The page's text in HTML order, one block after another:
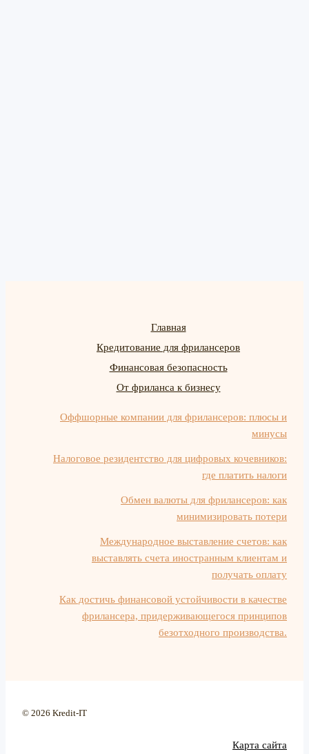
Главная
Кредитование для фрилансеров
Финансовая безопасность
От фриланса к бизнесу
Оффшорные компании для фрилансеров: плюсы и
минусы
Налоговое резидентство для цифровых кочевников:
где платить налоги
Обмен валюты для фрилансеров: как
минимизировать потери
Международное выставление счетов: как
выставлять счета иностранным клиентам и
получать оплату
Как достичь финансовой устойчивости в качестве
фрилансера, придерживающегося принципов
безотходного производства.
© 2026 Kredit-IT
Карта сайта